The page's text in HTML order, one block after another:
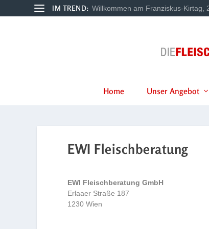
IM TREND: Willkommen am Franziskus-Kirtag,
Home Unser Angebot
EWI Fleischberatung
EWI Fleischberatung GmbH
Erlaaer Straße 187
1230 Wien